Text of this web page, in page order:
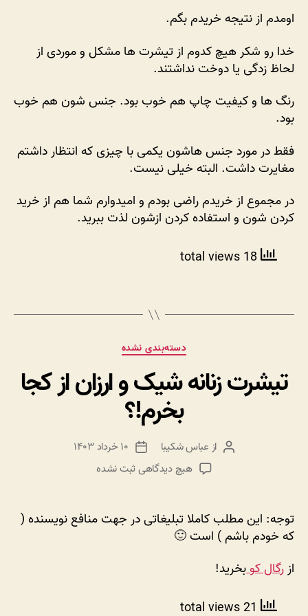
اومدم از نتیجه خریدم بگم.
خدا رو شکر هیچ کدوم از تیشرت ها مشکل و موردی از
لحاظ زدگی یا دوخت نداشتند.
رنگ ها و کیفیت چاپ هم خوب بود. جنس شون هم خوب
بود.
فقط در مورد جنس هاشون یکمی با چیزی که انتظار داشتم
مغایرت داشت. البته خیلی نیست.
در مجموع از خریدم راضی بودم و امیدوارم شما هم از خرید
کردن شون و استفاده کردن ازشون لذت ببرید.
دسته‌ها
دسته‌بندی نشده
تیشرت زنانه شیک و ارزان از کجا
بخرم!؟
نویسنده
نوشته
از عباس شکیبا
تاریخ
نوشته
۱۰ خرداد ۱۴۰۳
هیچ دیدگاهیبرای
شیک
و
ثبت نشده
توجه: این مطلب کاملا تبلیغاتی در جهت منافع نویسنده (
که خودم باشم ) است 🙂
ازرگال کوبخرید!